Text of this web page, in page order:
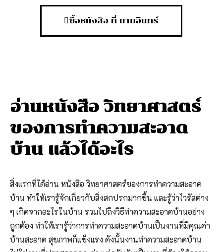
ซื้อหนังสือ ที่ นายอินทร์
อ่านหนังสือ วิทยาศาสตร์
ของการทำความสะอาด
บ้าน แล้วได้อะไร
สิ่งแรกที่ได้อ่าน หนังสือ วิทยาศาสตร์ของการทำความสะอาด
บ้าน ทำให้เรารู้จักเกี่ยวกับสิ่งสกปรกมากขึ้น และรู้ว่าไวรัสต่าง
ๆ เกิดจากอะไรในบ้าน รวมไปถึงวิธีทำความสะอาดบ้านอย่าง
ถูกต้อง ทำให้เรารู้ว่าการทำความสะอาดบ้านเป็นงานที่มีคุณค่า
บ้านสะอาด สุขภาพก็แข็งแรง ดังนั้นงานทำความสะอาดบ้าน